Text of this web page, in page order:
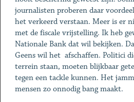
journalisten proberen daar
het verkeerd verstaan. Meer is er
met de fiscale vrijstelling. Ik heb
Nationale Bank dat wil bekijken.
Geens wil het afschaffen. Politici
terrein staan, moeten blijkbaar
tegen een tackle kunnen. Het
mensen zo onnodig bang maakt.